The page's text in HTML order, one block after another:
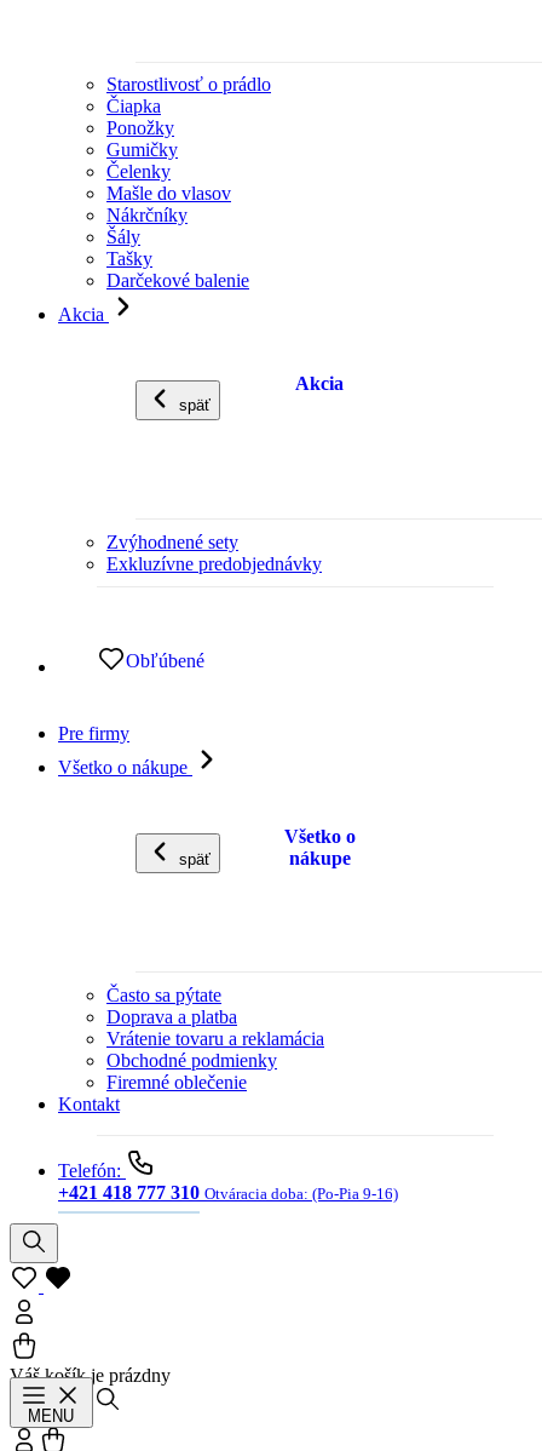
Starostlivosť o prádlo
Čiapka
Ponožky
Gumičky
Čelenky
Mašle do vlasov
Nákrčníky
Šály
Tašky
Darčekové balenie
Akcia
späť
Akcia
Zvýhodnené sety
Exkluzívne predobjednávky
Obľúbené
Pre firmy
Všetko o nákupe
späť
Všetko o
nákupe
Často sa pýtate
Doprava a platba
Vrátenie tovaru a reklamácia
Obchodné podmienky
Firemné oblečenie
Kontakt
Telefón:
+421 418 777 310 Otváracia doba: (Po-Pia 9-16)
Váš košík je prázdny
MENU
Prihlásiť sa